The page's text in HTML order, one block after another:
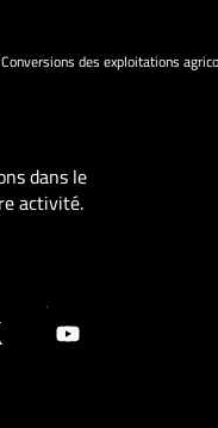
Conversions des exploitations
dans le
activité.